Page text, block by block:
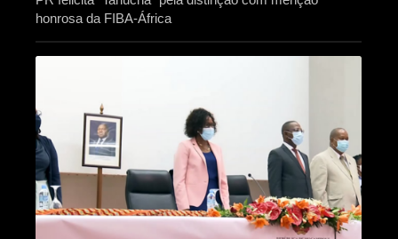
honrosa da FIBA-África